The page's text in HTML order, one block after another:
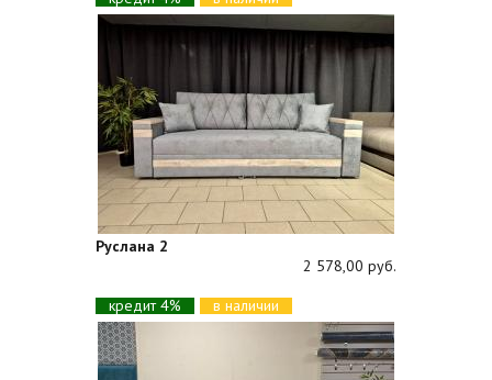
Руслана 2
2 578,00 руб.
кредит 4%
в наличии